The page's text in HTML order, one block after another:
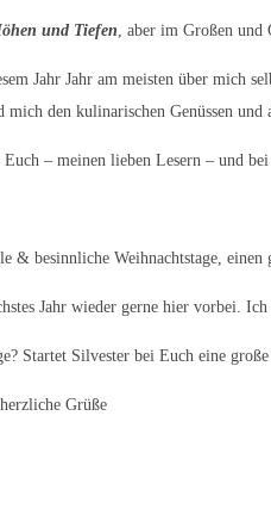
und Tiefen , aber im Großen
Jahr Jahr am meisten über mich
mich den kulinarischen Genüssen
Euch – meinen lieben Lesern – und
& besinnliche Weihnachtstage,
Jahr wieder gerne hier vorbei.
Startet Silvester bei Euch eine
Grüße